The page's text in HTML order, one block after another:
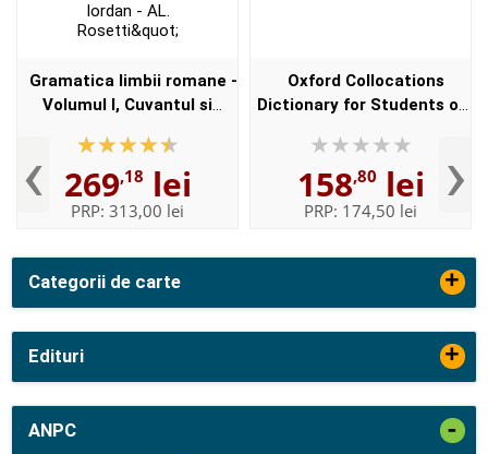
Categorii de carte +
Edituri +
ANPC -
‹
Gramatica limbii romane -
Volumul I, Cuvantul si
Elaborata sub egida
Institutului de
Lingvistica,,...
269,18 lei
PRP: 313,00 lei
Oxford Collocations
Dictionary for Students of
students of English -
Format, Paperback
158,80 lei
PRP: 174,50 lei ›